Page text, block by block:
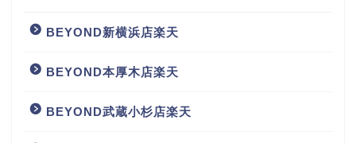
BEYOND新横浜店楽天
BEYOND本厚木店楽天
BEYOND武蔵小杉店楽天